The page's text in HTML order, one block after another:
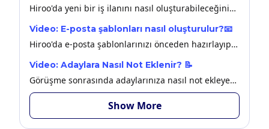
Hiroo'da yeni bir iş ilanını nasıl oluşturabileceğinizi bu videodan izleyebilirsiniz.
Video: E-posta şablonları nasıl oluşturulur?📧
Hiroo'da e-posta şablonlarınızı önceden hazırlayıp dilediğiniz zaman hızlıca nasıl gönderebileceğinize bu videodan ulaşabilirsiniz.
Video: Adaylara Nasıl Not Eklenir? 📝
Görüşme sonrasında adaylarınıza nasıl not ekleyebileceğinize bu videodan ulaşabilirsiniz.
Show More